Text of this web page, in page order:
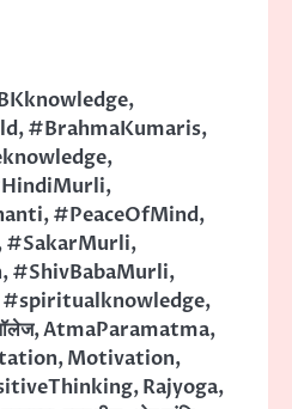
,
,#BrahmaKumaris,
,
,
,#PeaceOfMind,
#SakarMurli,
,#ShivBabaMurli,
#spiritualknowledge,
,AtmaParamatma,
,Motivation,
,Rajyoga,